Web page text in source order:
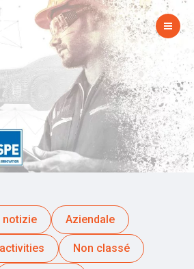
notizie Aziendale
Non classé